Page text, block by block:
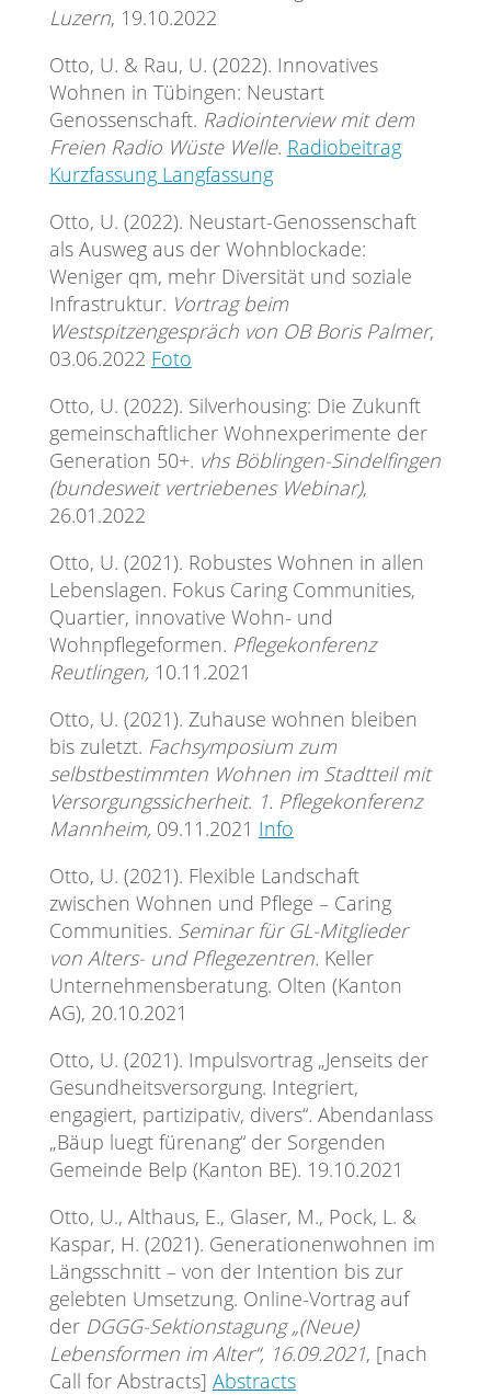
Luzern, 19.10.2022
Otto, U. & Rau, U. (2022). Innovatives
Wohnen in Tübingen: Neustart
Genossenschaft. Radiointerview mit dem
Freien Radio Wüste Welle. Radiobeitrag
Kurzfassung Langfassung
Otto, U. (2022). Neustart-Genossenschaft
als Ausweg aus der Wohnblockade:
Weniger qm, mehr Diversität und soziale
Infrastruktur. Vortrag beim
Westspitzengespräch von OB Boris Palmer,
03.06.2022 Foto
Otto, U. (2022). Silverhousing: Die Zukunft
gemeinschaftlicher Wohnexperimente der
Generation 50+. vhs Böblingen-Sindelfingen
(bundesweit vertriebenes Webinar),
26.01.2022
Otto, U. (2021). Robustes Wohnen in allen
Lebenslagen. Fokus Caring Communities,
Quartier, innovative Wohn- und
Wohnpflegeformen. Pflegekonferenz
Reutlingen, 10.11.2021
Otto, U. (2021). Zuhause wohnen bleiben
bis zuletzt. Fachsymposium zum
selbstbestimmten Wohnen im Stadtteil mit
Versorgungssicherheit. 1. Pflegekonferenz
Mannheim, 09.11.2021 Info
Otto, U. (2021). Flexible Landschaft
zwischen Wohnen und Pflege – Caring
Communities. Seminar für GL-Mitglieder
von Alters- und Pflegezentren. Keller
Unternehmensberatung. Olten (Kanton
AG), 20.10.2021
Otto, U. (2021). Impulsvortrag „Jenseits der
Gesundheitsversorgung. Integriert,
engagiert, partizipativ, divers“. Abendanlass
„Bäup luegt fürenang“ der Sorgenden
Gemeinde Belp (Kanton BE). 19.10.2021
Otto, U., Althaus, E., Glaser, M., Pock, L. &
Kaspar, H. (2021). Generationenwohnen im
Längsschnitt – von der Intention bis zur
gelebten Umsetzung. Online-Vortrag auf
der DGGG-Sektionstagung „(Neue)
Lebensformen im Alter“, 16.09.2021, [nach
Call for Abstracts] Abstracts